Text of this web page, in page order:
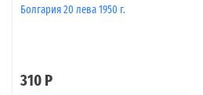
Болгария 20 лева 1950 г.
310 Р